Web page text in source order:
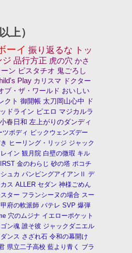
上）
ーイ 振り返るな トッ
ジ 品行方正 虎の穴 かさ
ン ピスタチオ 鬼ごろし
Play カリスマ
ドクター
ブ・ザ・ワールド おいしい
クト 御開帳 太刀岡山心中
ド
ドライン ピエロ マジカルラ
小春日和 左上がりのダンディ
ツボディ ビックウェンズデー
ヒーリング・リッジ ジャック
イン 観月院 白壁の微瑕 キル
金のわらじ 砂の塔 ポコチ
ュカ パンピングアイアンⅡ デ
ス ALLER セダン 神様ごめん
ター フランシーヌの場合 スー
甲府の軟派師 バテレ SVP 爆弾
穴のムジナ イエローポケット
ン魂 誰そ彼 ジャックダニエル
ンス さざれ石 令和の幕開け
県立二子高校 藍より青く ブラ